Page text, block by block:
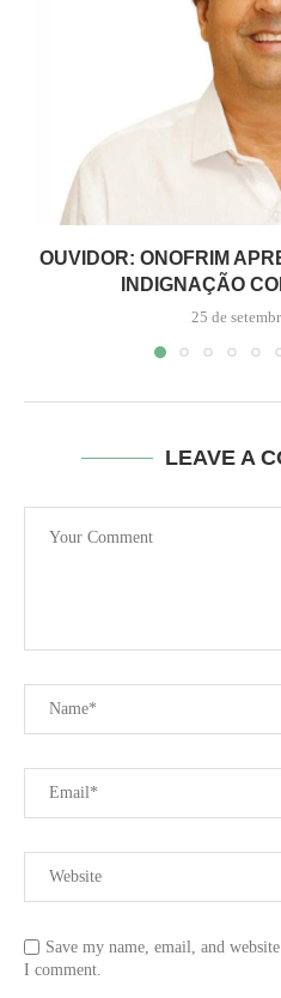
OUVIDOR: ONOFRIM
INDIGNAÇÃO
25 de
LEAVE A
Save my name, email, and
I comment.